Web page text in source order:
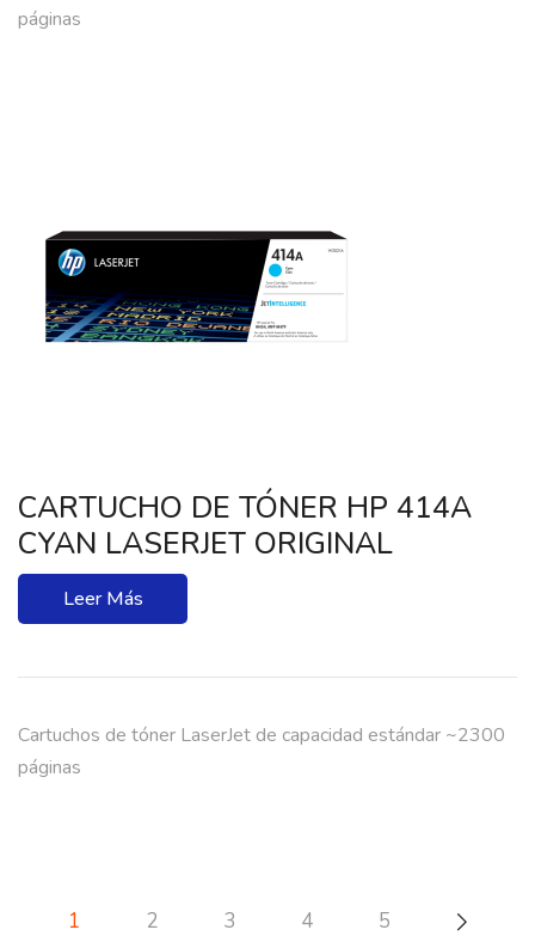
páginas
CARTUCHO DE TÓNER HP 414A
CYAN LASERJET ORIGINAL
Leer Más
Cartuchos de tóner LaserJet de capacidad estándar ~2300
páginas
1 2 3 4 5